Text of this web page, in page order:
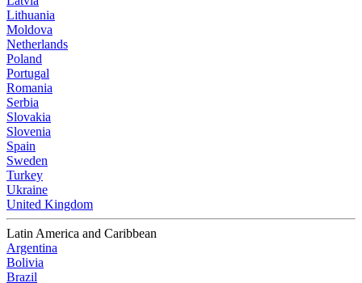
Lithuania
Moldova
Netherlands
Poland
Portugal
Romania
Serbia
Slovakia
Slovenia
Spain
Sweden
Turkey
Ukraine
United Kingdom
Latin America and Caribbean
Argentina
Bolivia
Brazil